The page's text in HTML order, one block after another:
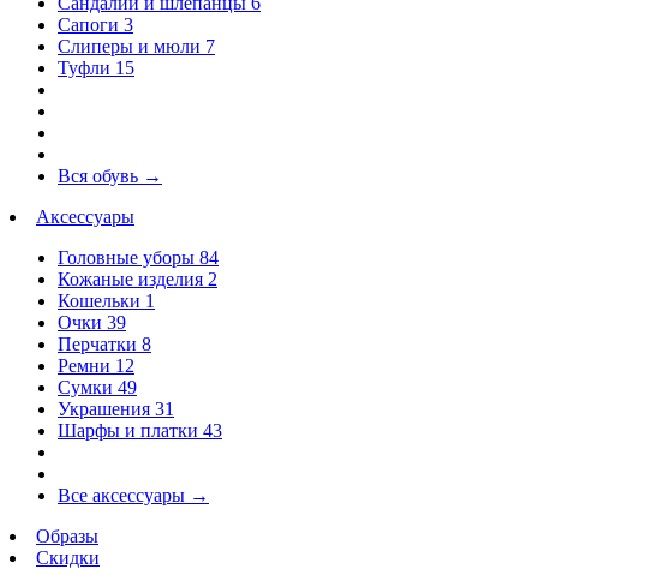
Сапоги 3
Слиперы и мюли 7
Туфли 15
Вся обувь →
Аксессуары
Головные уборы 84
Кожаные изделия 2
Кошельки 1
Очки 39
Перчатки 8
Ремни 12
Сумки 49
Украшения 31
Шарфы и платки 43
Все аксессуары →
Образы
Скидки